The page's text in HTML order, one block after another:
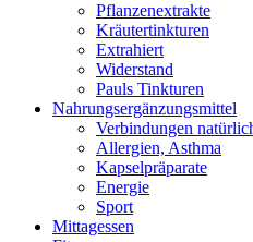
Pflanzenextrakte
Kräutertinkturen
Extrahiert
Widerstand
Pauls Tinkturen
Nahrungsergänzungsmittel
Verbindungen
Allergien, Asthma
Kapselpräparate
Energie
Sport
Mittagessen